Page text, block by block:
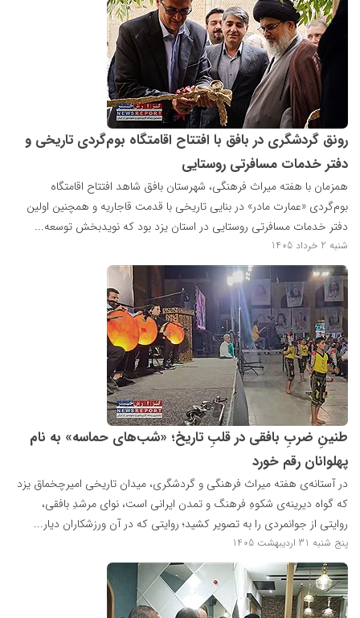
رونق گردشگری در بافق با افتتاح اقامتگاه بوم‌گردی تاریخی و
دفتر خدمات مسافرتی روستایی
همزمان با هفته میراث فرهنگی، شهرستان بافق شاهد افتتاح اقامتگاه
بوم‌گردی «عمارت مادر» در بنایی تاریخی با قدمت قاجاریه و همچنین اولین
دفتر خدمات مسافرتی روستایی در استان یزد بود که نویدبخش توسعه...
شنبه 2 خرداد 1405
طنینِ ضربِ بافقی در قلبِ تاریخ؛ «شب‌های حماسه» به نام
پهلوانان رقم خورد
در آستانه‌ی هفته میراث فرهنگی و گردشگری، میدان تاریخی امیرچخماق یزد
که گواه دیرینه‌ی شکوهِ فرهنگ و تمدن ایرانی است، نوای مرشدِ بافقی،
روایتی از جوانمردی را به تصویر کشید؛ روایتی که در آن ورزشکاران دیار...
پنج شنبه 31 اردیبهشت 1405